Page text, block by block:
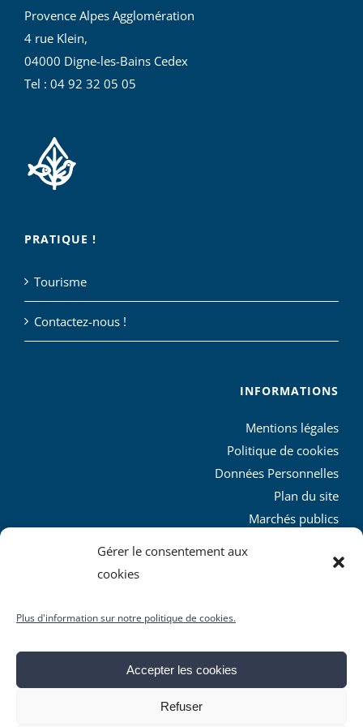
Gérer le consentement aux
cookies
Plus d'information sur notre politique de cookies.
Accepter les cookies
Refuser
Provence Alpes Agglomération
4 rue Klein,
04000 Digne-les-Bains Cedex
Tel : 04 92 32 05 05
PRATIQUE !
Tourisme
Contactez-nous !
INFORMATIONS
Mentions légales
Politique de cookies
Données Personnelles
Plan du site
Marchés publics
L’agglo recrute
réservés